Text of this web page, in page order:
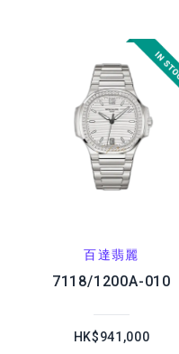
百達翡麗
7118/1200A-010
HK$941,000